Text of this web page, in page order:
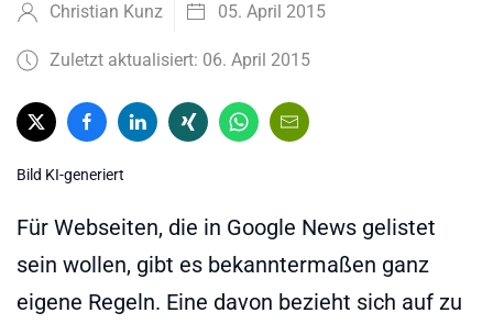
Christian Kunz 05. April 2015
Zuletzt aktualisiert: 06. April 2015
Bild KI-generiert
Für Webseiten, die in Google News gelistet
sein wollen, gibt es bekanntermaßen ganz
eigene Regeln. Eine davon bezieht sich auf zu